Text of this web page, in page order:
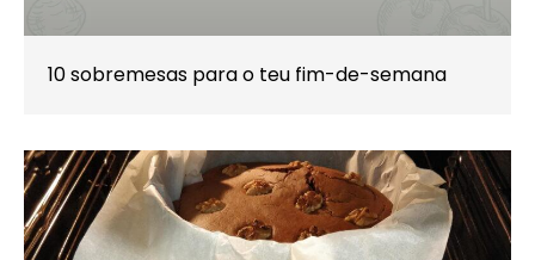
10 sobremesas para o teu fim-de-semana